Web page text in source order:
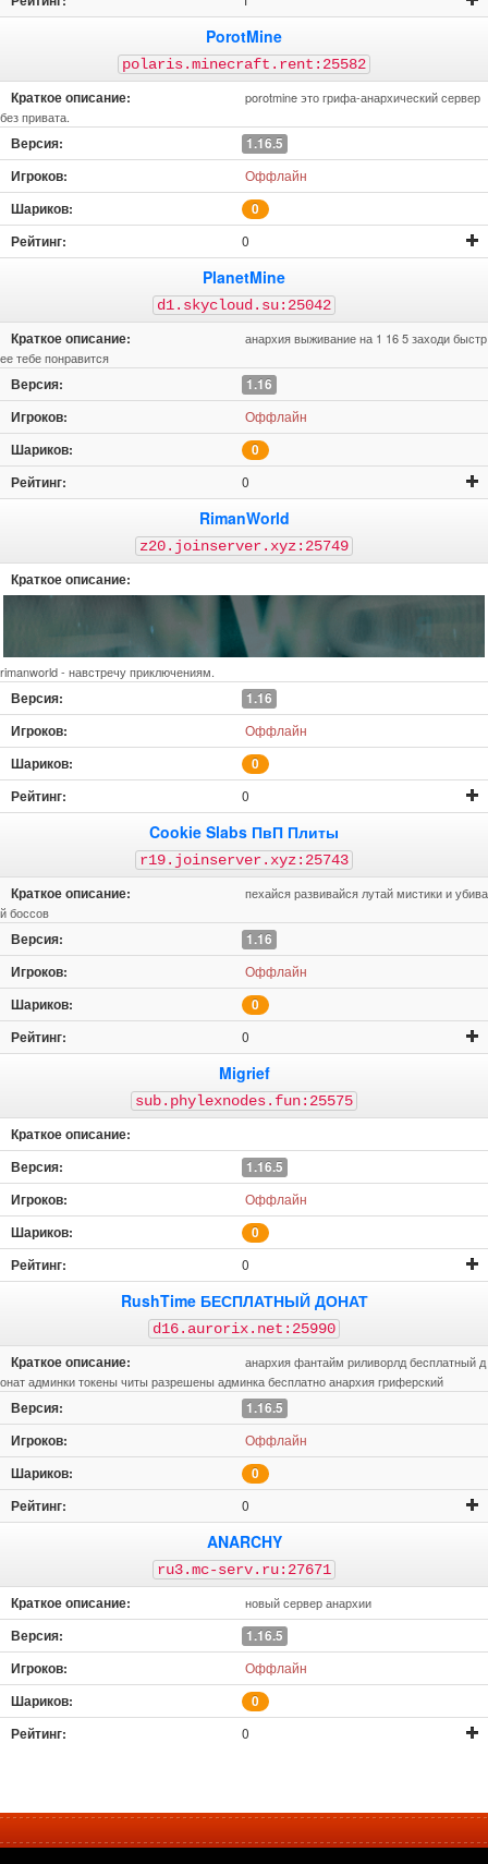
PorotMine
polaris.minecraft.rent:25582
porotmine это грифа-анархический сервер
без привата.
1.16.5
Оффлайн
0
0
PlanetMine
d1.skycloud.su:25042
анархия выживание на 1 16 5 заходи быстр
ее тебе понравится
1.16
Оффлайн
0
0
RimanWorld
z20.joinserver.xyz:25749
rimanworld - навстречу приключениям.
1.16
Оффлайн
0
0
Cookie Slabs ПвП Плиты
r19.joinserver.xyz:25743
пехайся развивайся лутай мистики и убива
й боссов
1.16
Оффлайн
0
0
Migrief
sub.phylexnodes.fun:25575
1.16.5
Оффлайн
0
0
RushTime БЕСПЛАТНЫЙ ДОНАТ
d16.aurorix.net:25990
анархия фантайм риливорлд бесплатный д
онат админки токены читы разрешены админка бесплатно анархия гриферский
1.16.5
Оффлайн
0
0
ANARCHY
ru3.mc-serv.ru:27671
новый сервер анархии
1.16.5
Оффлайн
0
0